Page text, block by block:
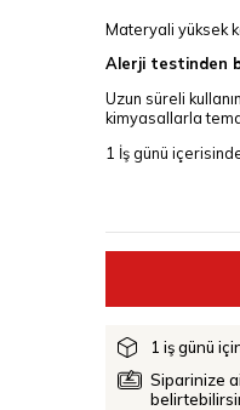
›
Materyali yüksek
Alerji testinden
Uzun süreli
kimyasallarla
1 İş günü
1 iş günü
Siparinize